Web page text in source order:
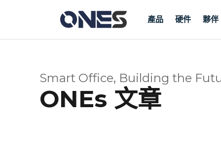
產品 硬件 夥伴
Smart Office, Building the
ONEs 文章